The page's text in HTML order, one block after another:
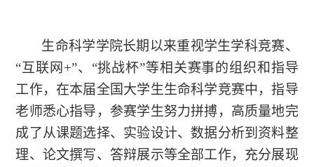
生命科学学院长期以来重视学生学科竞赛、
“互联网+”、“挑战杯”等相关赛事的组织和指导
工作，在本届全国大学生生命科学竞赛中，指导
老师悉心指导，参赛学生努力拼搏，高质量地完
成了从课题选择、实验设计、数据分析到资料整
理、论文撰写、答辩展示等全部工作，充分展现